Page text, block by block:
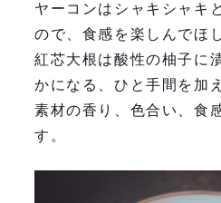
ヤーコンはシャキシャキ
ので、食感を楽しんでほ
紅芯大根は酸性の柚子に
かになる、ひと手間を加
素材の香り、色合い、食
す。